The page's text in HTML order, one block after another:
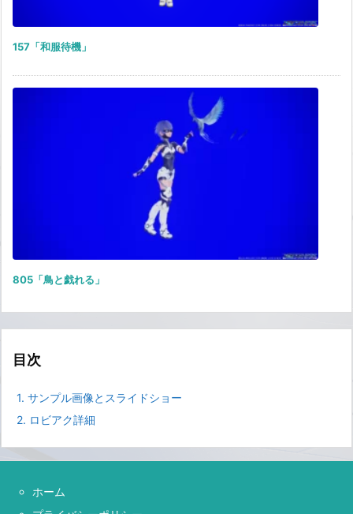
157「和服待機」
805「鳥と戯れる」
目次
1. サンプル画像とスライドショー
2. ロビアク詳細
ホーム